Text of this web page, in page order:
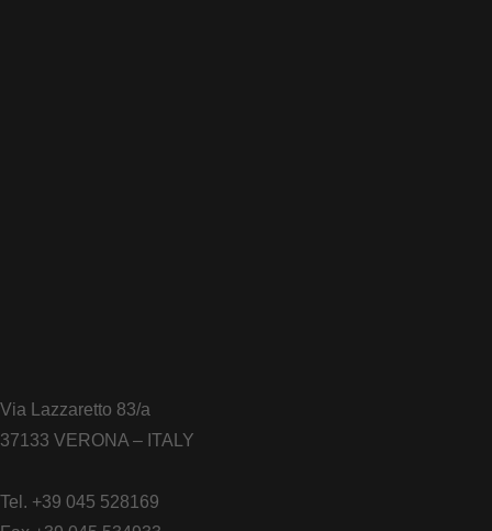
Via Lazzaretto 83/a
37133 VERONA – ITALY
Tel. +39 045 528169